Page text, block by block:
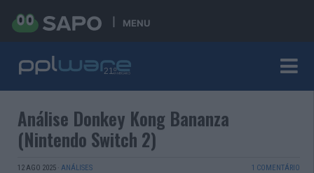
MENU
Análise Donkey Kong Bananza
(Nintendo Switch 2)
12 AGO 2025 · ANÁLISES 1 COMENTÁRIO